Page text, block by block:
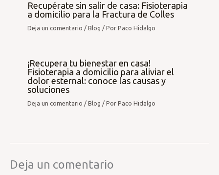
Recupérate sin salir de casa: Fisioterapia
a domicilio para la Fractura de Colles
Deja un comentario /Blog / PorPaco Hidalgo
¡Recupera tu bienestar en casa!
Fisioterapia a domicilio para aliviar el
dolor esternal: conoce las causas y
soluciones
Deja un comentario /Blog / PorPaco Hidalgo
Deja un comentario